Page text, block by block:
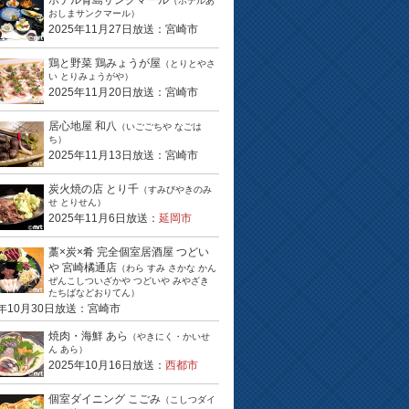
おしまサンクマール）
2025年11月27日放送：宮崎市
鶏と野菜 鶏みょうが屋 （とりとやさ
い とりみょうがや）
2025年11月20日放送：宮崎市
居心地屋 和八 （いごごちや なごは
ち）
2025年11月13日放送：宮崎市
炭火焼の店 とり千 （すみびやきのみ
せ とりせん）
2025年11月6日放送： 延岡市
藁×炭×肴 完全個室居酒屋 つどい
や 宮崎橘通店 （わら すみ さかな かん
ぜんこしついざかや つどいや みやざき
たちばなどおりてん）
10月30日放送：宮崎市
焼肉・海鮮 あら
（やきにく・かいせ
ん あら）
2025年10月16日放送： 西都市
個室ダイニング こごみ （こしつダイ